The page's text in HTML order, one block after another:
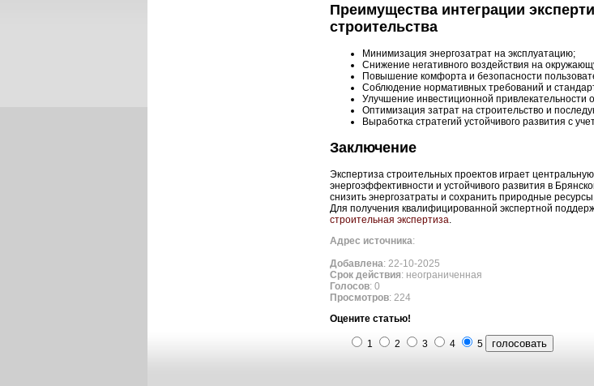
Преимущества интеграции
строительства
Минимизация энергозатрат на эксплуатацию;
Снижение негативного воздействия на
Повышение комфорта и безопасности
Соблюдение нормативных требований и
Улучшение инвестиционной привлекательности
Оптимизация затрат на строительство и
Выработка стратегий устойчивого развития с
Заключение
Экспертиза строительных проектов играет
энергоэффективности и устойчивого развития в
снизить энергозатраты и сохранить природные
Для получения квалифицированной экспертной
строительная экспертиза
Адрес источника:
Добавлена: 22-10-2025
Срок действия: неограниченная
Голосов: 0
Просмотров: 224
Оцените статью!
1 2 3 4 5